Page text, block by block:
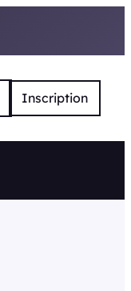
Inscription